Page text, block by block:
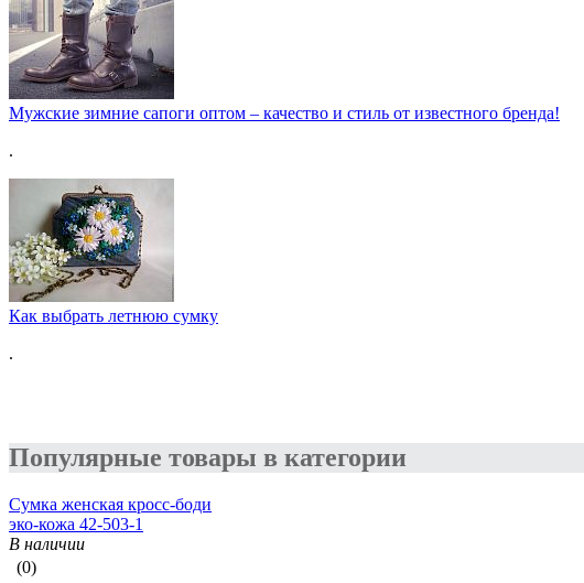
Мужские зимние сапоги оптом – качество и стиль от известного бренда!
.
Как выбрать летнюю сумку
.
Популярные товары в категории
Сумка женская кросс-боди
эко-кожа 42-503-1
В наличии
(0)